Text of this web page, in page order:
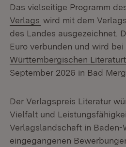
Das vielseitige Programm
Verlags (Öffnet in neuem
wird mit dem
des Landes ausgezeichnet.
Euro verbunden und wird bei
Württembergischen
September 2026 in Bad
Der Verlagspreis Literatur
Vielfalt und
Verlagslandschaft in Baden-
eingegangenen